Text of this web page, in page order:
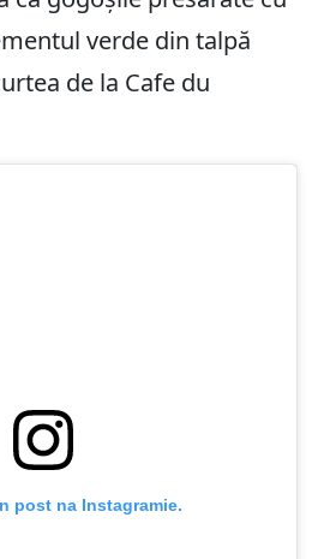
verde din talpă
de la Cafe du
post na Instagramie.